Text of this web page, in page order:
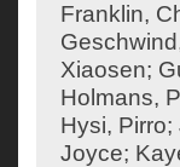
Franklin,
Xiaosen;
Holmans,
Hysi, Pirro;
Joyce;